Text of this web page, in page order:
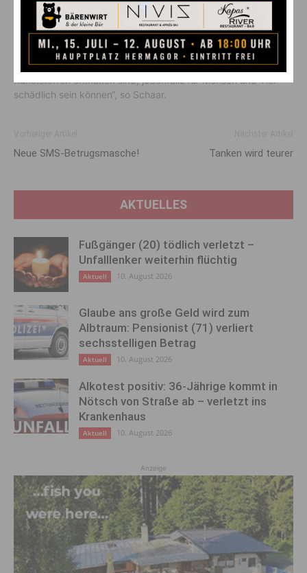
rascheren Ausstieg aus primärem Mikroplastik in Produkten“
wie Zahnpasta oder Duschgel auf EU-Ebene zu erwirken.
„Welche konkreten Auswirkungen Mikroplastik auf die
Gesundheit von Lebewesen hat, ist noch nicht wirklich
bekannt. Allerdings wissen wir, dass Zusatzstoffe, die in
Kunststoffen enthalten sind, jedenfalls für Mensch und Tier
schädlich sein können“, so Schaar.
Neue SMS-Betrugsmasche! Tanken wird teurer
AKTUELLES
Fußgänger (20) tödlich verletzt –
Unfalllenker weiterhin flüchtig
Aktuell 10. August 2026
Glaube ans große Geld wird zum
Albtraum: Pensionist (71) verliert
sechsstelligen Betrag
Aktuell 10. August 2026
Alkotest positiv: 36-Jährige kommt in
Nötsch von Straße ab – verletzt ins
Krankenhaus
Aktuell 10. August 2026
Anzeige